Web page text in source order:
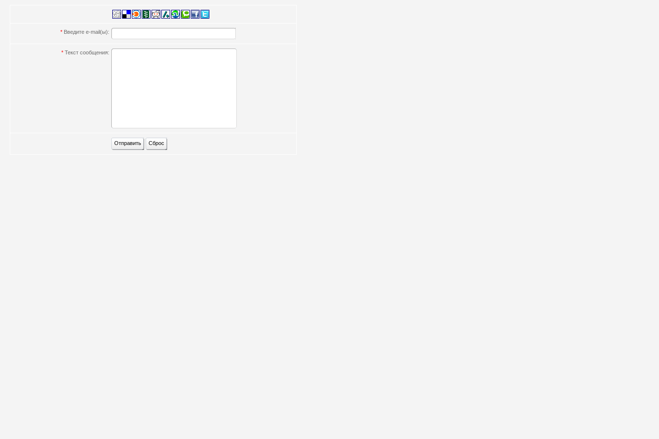
* Введите e-mail(ы):
* Текст сообщения: